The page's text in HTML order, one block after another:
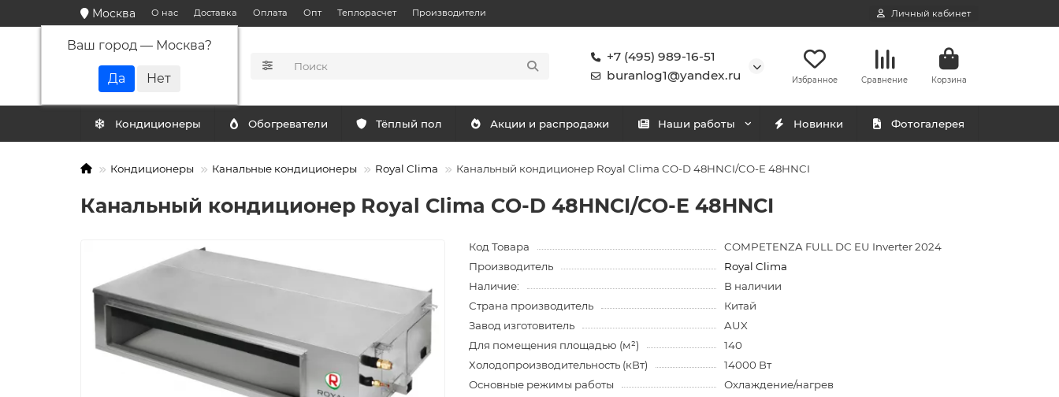
Москва
Ваш город — Москва?
О нас Доставка Оплата Опт Теплорасчет Производители Личный кабинет
+7 (495) 989-16-51
buranlog1@yandex.ru
Избранное Сравнение Корзина
Кондиционеры Обогреватели Тёплый пол Акции и распродажи Наши работы Новинки Фотогалерея
Кондиционеры Канальные кондиционеры Royal Clima Канальный кондиционер Royal Clima CO-D 48HNCI/CO-E 48HNCI
Канальный кондиционер Royal Clima CO-D 48HNCI/CO-E 48HNCI
Код Товара
COMPETENZA FULL DC EU Inverter 2024
Производитель
Royal Clima
Наличие:
В наличии
Страна производитель
Китай
Завод изготовитель
AUX
Для помещения площадью (м²)
140
Холодопроизводительность (кВт)
14000 Вт
Основные режимы работы
Охлаждение/нагрев